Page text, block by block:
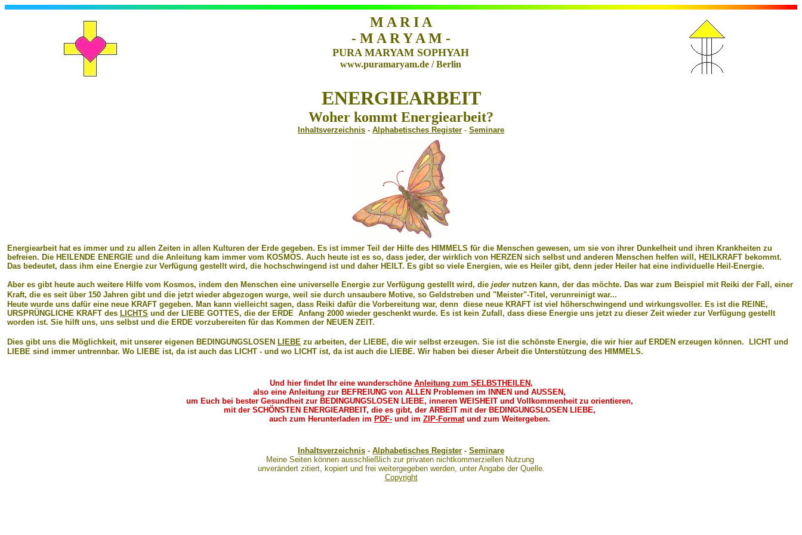
M A R I A
- M A R Y A M -
PURA MARYAM SOPHYAH
www.puramaryam.de / Berlin
ENERGIEARBEIT
Woher kommt Energiearbeit?
Inhaltsverzeichnis - Alphabetisches Register - Seminare
Energiearbeit hat es immer und zu allen Zeiten in allen Kulturen der Erde gegeben. Es ist immer Teil der Hilfe des HIMMELS für die Menschen gewesen, um sie von ihrer Dunkelheit und ihren Krankheiten zu
befreien. Die HEILENDE ENERGIE und die Anleitung kam immer vom KOSMOS. Auch heute ist es so, dass jeder, der wirklich von HERZEN sich selbst und anderen Menschen helfen will, HEILKRAFT bekommt.
Das bedeutet, dass ihm eine Energie zur Verfügung gestellt wird, die hochschwingend ist und daher HEILT. Es gibt so viele Energien, wie es Heiler gibt, denn jeder Heiler hat eine individuelle Heil-Energie.
Aber es gibt heute auch weitere Hilfe vom Kosmos, indem den Menschen eine universelle Energie zur Verfügung gestellt wird, die jedernutzen kann, der das möchte. Das war zum Beispiel mit Reiki der Fall, einer
Kraft, die es seit über 150 Jahren gibt und die jetzt wieder abgezogen wurge, weil sie durch unsaubere Motive, so Geldstreben und "Meister"-Titel, verunreinigt war...
Heute wurde uns dafür eine neue KRAFT gegeben. Man kann vielleicht sagen, dass Reiki dafür die Vorbereitung war, denn diese neue KRAFT ist viel höherschwingend und wirkungsvoller. Es ist die REINE,
URSPRÜNGLICHE KRAFT des LICHTS und der LIEBE GOTTES, die der ERDE Anfang 2000 wieder geschenkt wurde. Es ist kein Zufall, dass diese Energie uns jetzt zu dieser Zeit wieder zur Verfügung gestellt
worden ist. Sie hilft uns, uns selbst und die ERDE vorzubereiten für das Kommen der NEUEN ZEIT.
Dies gibt uns die Möglichkeit, mit unserer eigenen BEDINGUNGSLOSEN LIEBE zu arbeiten, der LIEBE, die wir selbst erzeugen. Sie ist die schönste Energie, die wir hier auf ERDEN erzeugen können.
LICHT und
LIEBE sind immer untrennbar. Wo LIEBE ist, da ist auch das LICHT - und wo LICHT ist, da ist auch die LIEBE. Wir haben bei dieser Arbeit die Unterstützung des HIMMELS.
Und hier findet Ihr eine wunderschöne Anleitung zum SELBSTHEILEN,
also eine Anleitung zur BEFREIUNG von ALLEN Problemen im INNEN und AUSSEN,
um Euch bei bester Gesundheit zur BEDINGUNGSLOSEN LIEBE, inneren WEISHEIT und Vollkommenheit zu orientieren,
mit der SCHÖNSTEN ENERGIEARBEIT, die es gibt, der ARBEIT mit der BEDINGUNGSLOSEN LIEBE,
auch zum Herunterladen im PDF-und im ZIP-Formatund zum Weitergeben.
Inhaltsverzeichnis - Alphabetisches Register - Seminare
Meine Seiten können ausschließlich zur privaten nichtkommerziellen Nutzung
unverändert zitiert, kopiert und frei weitergegeben werden, unter Angabe der Quelle.
Copyright